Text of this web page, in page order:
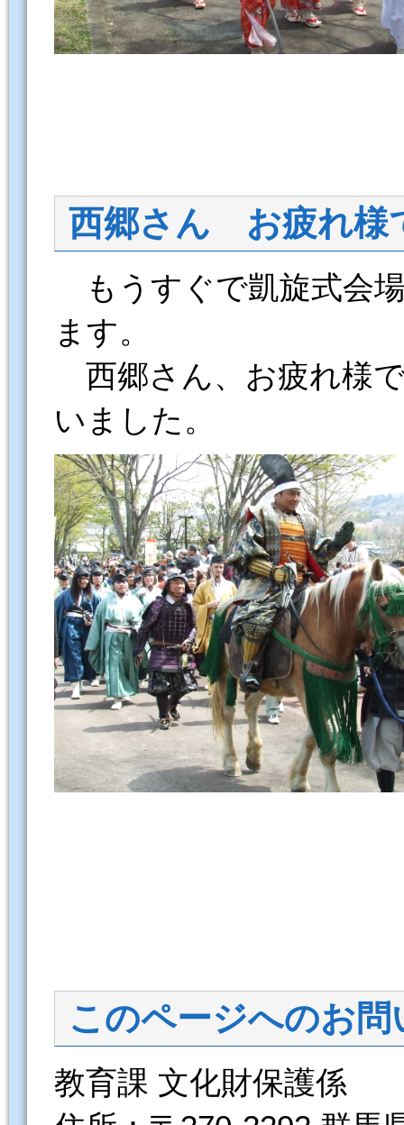
西郷さん お疲れ様
もうすぐで凱旋式会
ます。
西郷さん、お疲れ様
いました。
このページへのお問
教育課 文化財保護係